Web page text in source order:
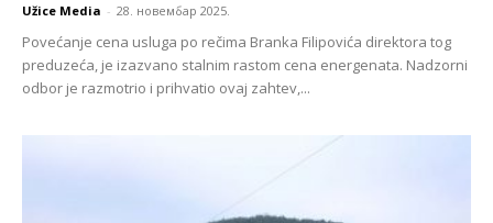
Užice Media - 28. новембар 2025.
Povećanje cena usluga po rečima Branka Filipovića direktora tog
preduzeća, je izazvano stalnim rastom cena energenata. Nadzorni
odbor je razmotrio i prihvatio ovaj zahtev,...